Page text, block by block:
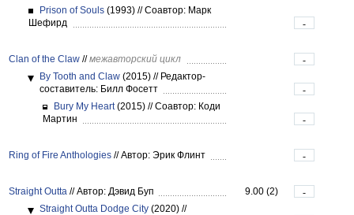
Prison of Souls (1993) //Соавтор: Марк
Шефирд
-
Clan of the Claw // межавторский цикл
-
By Tooth and Claw (2015) //Редактор-
составитель: Билл Фосетт
-
Bury My Heart(2015) //Соавтор: Коди
Мартин
-
Ring of Fire Anthologies //Автор: Эрик Флинт -
Straight Outta //Автор: Дэвид Буп 9.00 (2)
-
Straight Outta Dodge City (2020) //